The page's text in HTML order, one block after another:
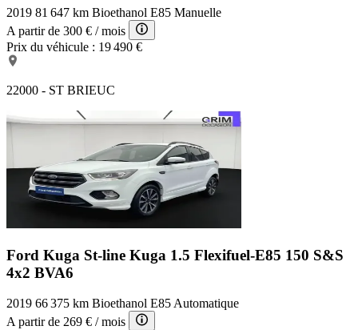
2019 81 647 km Bioethanol E85 Manuelle
A partir de 300 € / mois
Prix du véhicule : 19 490 €
22000 - ST BRIEUC
Ford Kuga St-line Kuga 1.5 Flexifuel-E85 150 S&S
4x2 BVA6
2019 66 375 km Bioethanol E85 Automatique
A partir de 269 € / mois